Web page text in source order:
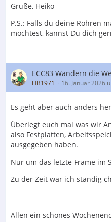
Grüße, Heiko
P.S.: Falls du deine Röhren
möchtest, kannst Du dich
ECC83 Wandern die
HB1971 16. Januar 2026
Es geht aber auch anders
Überlegt euch mal was wir
also Festplatten,
ausgegeben haben.
Nur um das letzte Frame im
Zu der Zeit war ich ständig
Allen ein schönes